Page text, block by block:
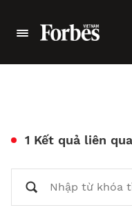
1 Kết quả liên